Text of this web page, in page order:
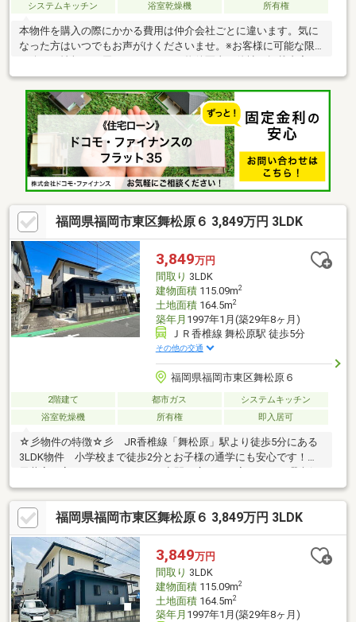
システムキッチン
浴室乾燥機 所有権
本物件を購入の際にかかる費用は仲介会社ごとに違います。気に
なった方はいつでもお声がけくださいませ。※お客様に可能な限
確認していただき、比較検討してください。また、良い物件は工
事完了前に成約しますので、工事中でも内見をお勧めいたしま
す。
福岡県福岡市東区舞松原６ 3,849万円 3LDK
3,849万円
間取り 3LDK
建物面積115.09m2
土地面積164.5m2
築年月 1997年1月(築29年8ヶ月)
ＪＲ香椎線 舞松原駅 徒歩5分
その他の交通
福岡県福岡市東区舞松原６
2階建て 都市ガス
システムキッチン
浴室乾燥機
所有権 即入居可
☆彡物件の特徴☆彡 JR香椎線「舞松原」駅より徒歩5分にある
3LDK物件 小学校まで徒歩2分とお子様の通学にも安心です！
天井高が高く、ゆったりとした空間が広がるお家です。 瑕疵保
険付き（住宅あんしん保証による建物状況調査済み）＼住宅ロー
ンも家電もヤマダデンキにお任せください／最新設備が揃った新
築戸建を、本日すぐにご案内可能です！当店なら、住宅ローンの
ご相談はもちろん、新生活に必要な家電・家具のトータルコーデ
ィネートまでワンストップでサポート。ヤマダグループならでは
の特別金利やポイント還元で、賢くおトクに新生活を始めません
か？
福岡県福岡市東区舞松原６ 3,849万円 3LDK
3,849万円
間取り 3LDK
建物面積115.09m2
土地面積164.5m2
築年月 1997年1月(築29年8ヶ月)